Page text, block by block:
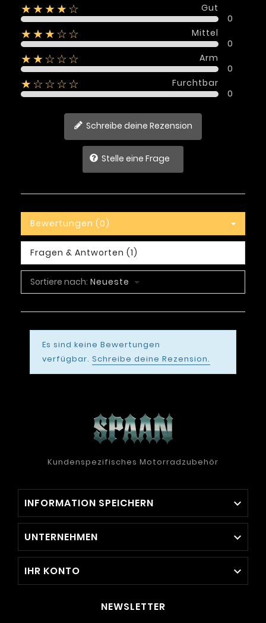
★★★★☆
Gut
0
★★★☆☆
Mittel
0
★★☆☆☆
Arm
0
★☆☆☆☆
Furchtbar
0
Schreibe deine Rezension
Stelle eine Frage
Bewertungen (0)
Fragen & Antworten (1)
Sortiere nach: Neueste
Es sind keine Bewertungen
verfügbar. Schreibe deine Rezension.
Kundenspezifisches Motorradzubehör
INFORMATION SPEICHERN 
UNTERNEHMEN 
IHR KONTO 
NEWSLETTER